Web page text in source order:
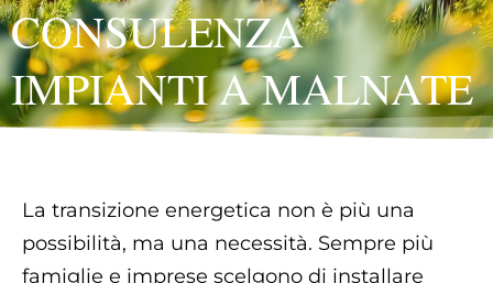
CONSULENZA
IMPIANTI A MALNATE
La transizione energetica non è più una
possibilità, ma una necessità. Sempre più
famiglie e imprese scelgono di installare